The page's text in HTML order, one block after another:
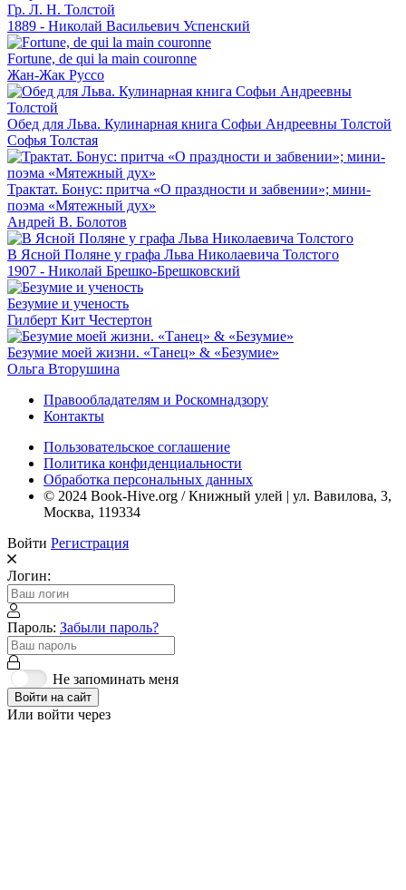
Гр. Л. Н. Толстой
1889 - Николай Васильевич Успенский
Fortune, de qui la main couronne
Жан-Жак Руссо
Обед для Льва. Кулинарная книга Софьи Андреевны Толстой
Софья Толстая
Трактат. Бонус: притча «О праздности и забвении»; мини-
поэма «Мятежный дух»
Андрей В. Болотов
В Ясной Поляне у графа Льва Николаевича Толстого
1907 - Николай Брешко-Брешковский
Безумие и ученость
Гилберт Кит Честертон
Безумие моей жизни. «Танец» & «Безумие»
Ольга Вторушина
Правообладателям и Роскомнадзору
Контакты
Пользовательское соглашение
Политика конфиденциальности
Обработка персональных данных
© 2024 Book-Hive.org / Книжный улей | ул. Вавилова, 3,
Москва, 119334
Войти Регистрация
Логин:
Пароль: Забыли пароль?
Не запоминать меня
Войти на сайт
Или войти через